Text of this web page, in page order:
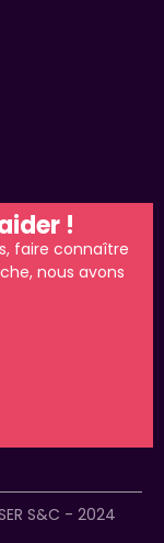
!
faire connaître
nous avons
S&C - 2024